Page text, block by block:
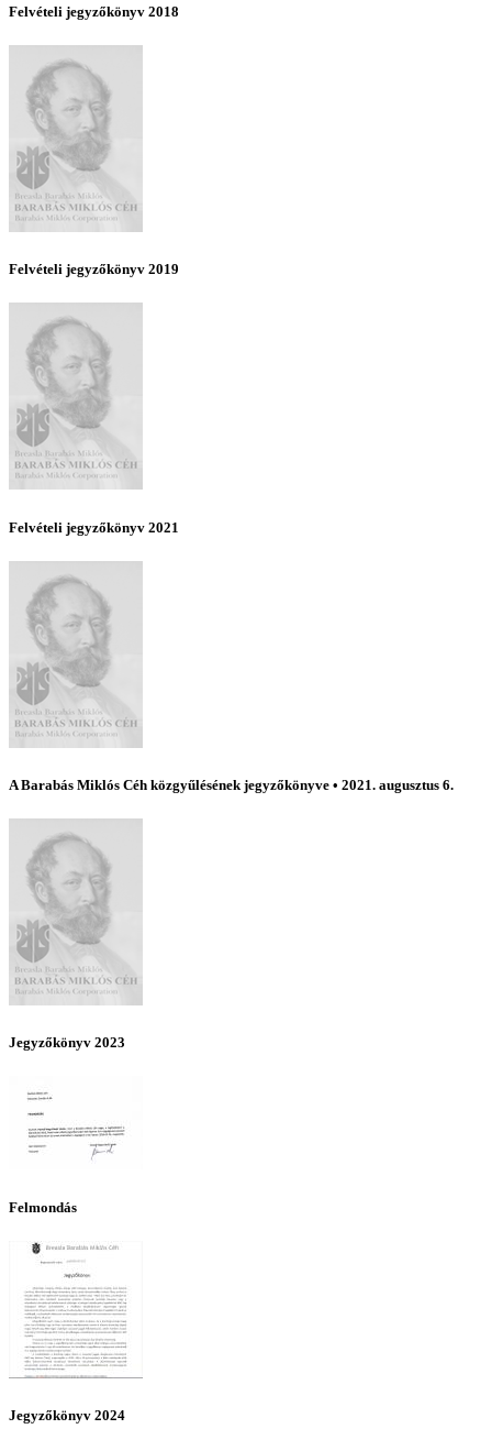
Felvételi jegyzőkönyv 2018
Felvételi jegyzőkönyv 2019
Felvételi jegyzőkönyv 2021
A Barabás Miklós Céh közgyűlésének jegyzőkönyve • 2021. augusztus 6.
Jegyzőkönyv 2023
Felmondás
Jegyzőkönyv 2024